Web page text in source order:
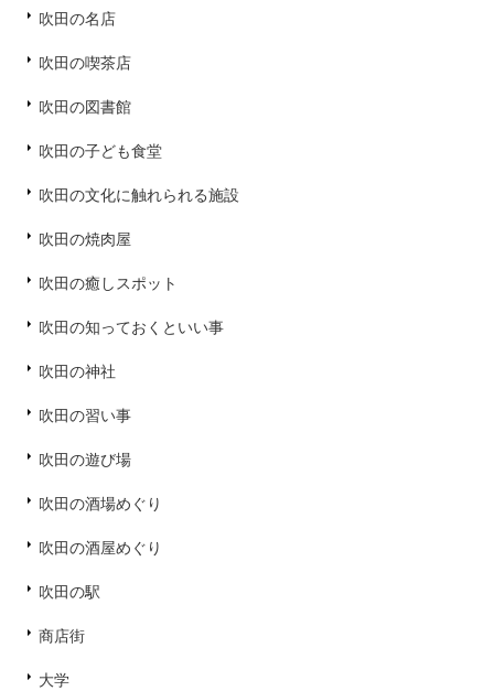
吹田の名店
吹田の喫茶店
吹田の図書館
吹田の子ども食堂
吹田の文化に触れられる施設
吹田の焼肉屋
吹田の癒しスポット
吹田の知っておくといい事
吹田の神社
吹田の習い事
吹田の遊び場
吹田の酒場めぐり
吹田の酒屋めぐり
吹田の駅
商店街
大学